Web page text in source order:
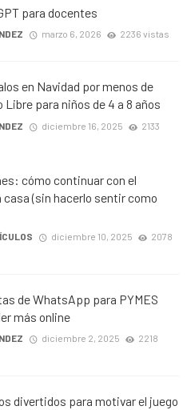
para docentes
marzo 6, 2026 2236 vistas
en Navidad por menos de
Libre para niños de 4 a 8 años
diciembre 16, 2025
2133
cómo continuar con el
casa (sin hacerlo sentir como
diciembre 10, 2025
2078
de WhatsApp para PYMES
más online
diciembre 2, 2025
2218
divertidos para motivar el juego